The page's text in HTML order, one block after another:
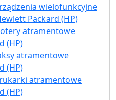
wielofunkcyjne
Packard (HP)
atramentowe
(HP)
atramentowe
(HP)
atramentowe
(HP)